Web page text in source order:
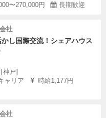
〜270,000円
長期歓迎
社
かし国際交流！シェアハウス
神戸]
ャリア
時給1,177円
社